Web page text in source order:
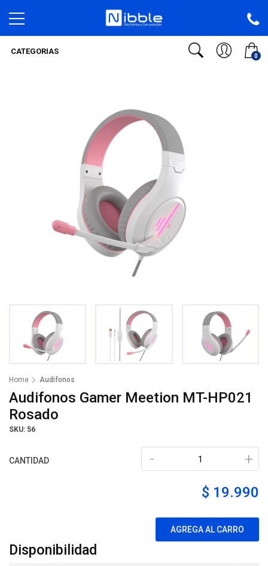
0
CATEGORIAS
Home Audifonos
Audifonos Gamer Meetion MT-HP021
Rosado
SKU: 56
CANTIDAD +
-
$ 19.990
AGREGA AL CARRO
Disponibilidad